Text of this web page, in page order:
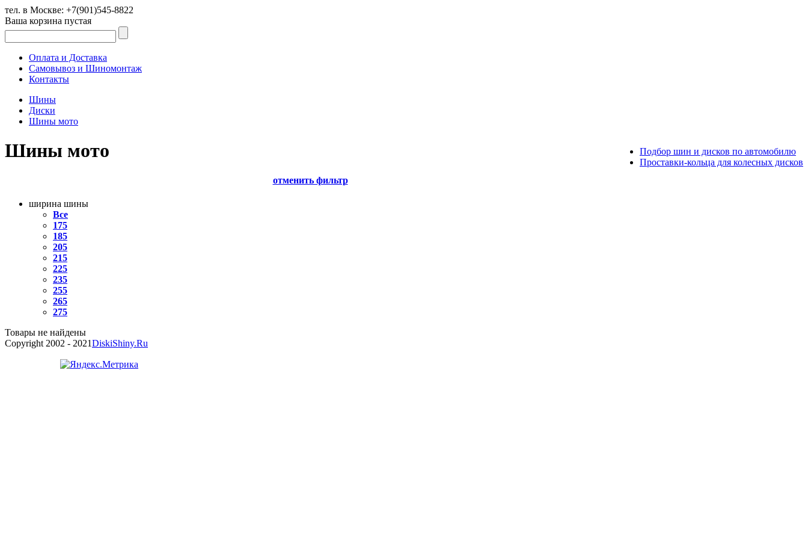
тел. в Москве: +7(901)545-8822
Ваша корзина пустая
Оплата и Доставка
Самовывоз и Шиномонтаж
Контакты
Шины
Диски
Шины мото
Подбор шин и дисков по автомобилю
Проставки-кольца для колесных дисков
Шины мото
отменить фильтр
ширина шины
Все
175
185
205
215
225
235
255
265
275
Товары не найдены
Copyright 2002 - 2021DiskiShiny.Ru